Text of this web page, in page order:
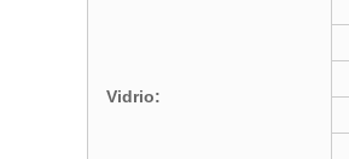
Vidrio: